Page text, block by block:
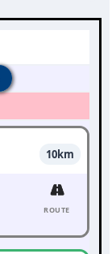
10km
ROUTE